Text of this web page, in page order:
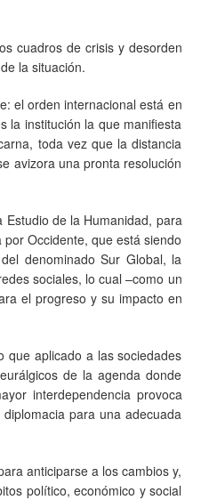
cuadros de crisis y desorden
la situación.
el orden internacional está en
la institución la que manifiesta
toda vez que la distancia
avizora una pronta resolución
de la Humanidad, para
Occidente, que está siendo
denominado Sur Global, la
sociales, lo cual –como un
el progreso y su impacto en
que aplicado a las sociedades
de la agenda donde
interdependencia provoca
para una adecuada
anticiparse a los cambios y,
político, económico y social